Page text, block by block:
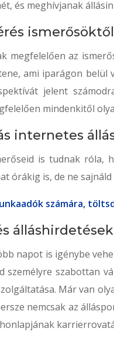
és meghívjanak
ismerősöktől
megfelelően az
ami iparágon belül
jelent
mindenkitől
internetes
is tudnak róla,
órákig is, de ne
számára,
napot is igénybe
személyre szabottan
Már van
nemcsak az